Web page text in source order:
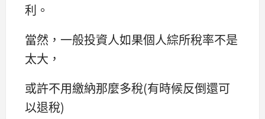
利。
當然，一般投資人如果個人綜所稅率不是
太大，
或許不用繳納那麼多稅(有時候反倒還可
以退稅)